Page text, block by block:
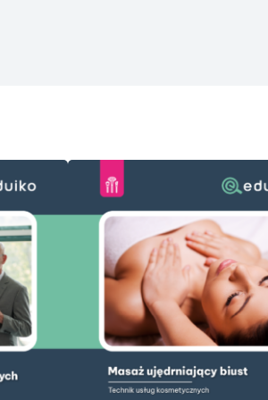
DODAJ DO KOSZYKA